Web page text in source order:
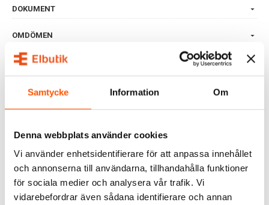
Samtycke Information Om
Denna webbplats använder cookies
Vi använder enhetsidentifierare för att anpassa innehållet
och annonserna till användarna, tillhandahålla funktioner
för sociala medier och analysera vår trafik. Vi
vidarebefordrar även sådana identifierare och annan
DOKUMENT
OMDÖMEN
FRÅGOR & SVAR